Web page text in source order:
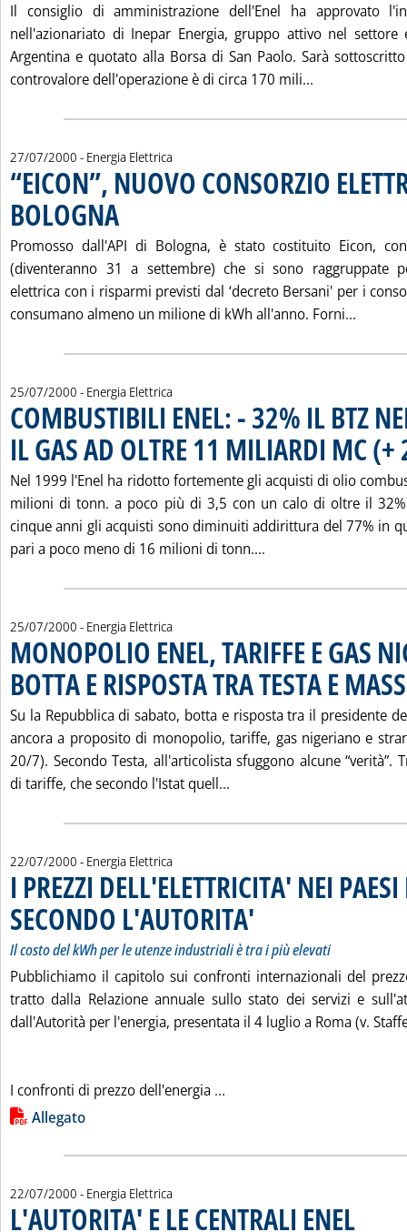
Il consiglio di amministrazione dell'Enel ha approvato
nell'azionariato di Inepar Energia, gruppo attivo nel
Argentina e quotato alla Borsa di San Paolo. Sarà
controvalore dell'operazione è di circa 170 mili...
27/07/2000 - Energia Elettrica
“EICON”, NUOVO CONSORZIO
BOLOGNA
Promosso dall'API di Bologna, è stato costituito Eicon,
(diventeranno 31 a settembre) che si sono raggruppate
elettrica con i risparmi previsti dal ‘decreto Bersani' per i
consumano almeno un milione di kWh all'anno. Forni...
25/07/2000 - Energia Elettrica
COMBUSTIBILI ENEL: - 32% IL BTZ
IL GAS AD OLTRE 11 MILIARDI MC
Nel 1999 l'Enel ha ridotto fortemente gli acquisti di olio
milioni di tonn. a poco più di 3,5 con un calo di oltre il
cinque anni gli acquisti sono diminuiti addirittura del 77% in
pari a poco meno di 16 milioni di tonn....
25/07/2000 - Energia Elettrica
MONOPOLIO ENEL, TARIFFE E GAS
BOTTA E RISPOSTA TRA TESTA E
Su la Repubblica di sabato, botta e risposta tra il presidente
ancora a proposito di monopolio, tariffe, gas nigeriano e
20/7). Secondo Testa, all'articolista sfuggono alcune “verità”.
di tariffe, che secondo l'Istat quell...
22/07/2000 - Energia Elettrica
I PREZZI DELL'ELETTRICITA' NEI
SECONDO L'AUTORITA'
Il costo del kWh per le utenze industriali è tra i più elevati
Pubblichiamo il capitolo sui confronti internazionali del
tratto dalla Relazione annuale sullo stato dei servizi e
dall'Autorità per l'energia, presentata il 4 luglio a Roma (v.
I confronti di prezzo dell'energia ...
Lista allegati PDF alla notizia
Allegato
22/07/2000 - Energia Elettrica
L'AUTORITA' E LE CENTRALI ENEL